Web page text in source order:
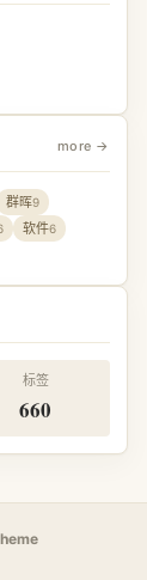
more →
群晖9
软件6
标签
660